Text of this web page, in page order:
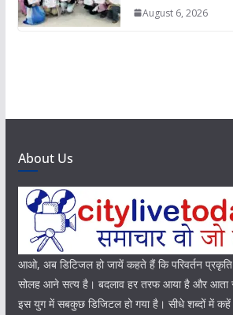
August 6, 2026
About Us
आओ, अब डिटिजल हो जायें कहते हैं कि परिवर्तन
सोलह आने सत्य है। बदलाव हर तरफ आया है और आता
इस युग में सबकुछ डिजिटल हो गया है। सीधे शब्दों में कहें